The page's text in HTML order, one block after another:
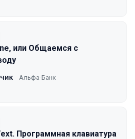
или Общаемся с
Альфа-Банк
Программная клавиатура